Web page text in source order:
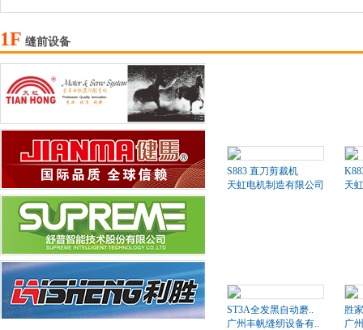
1F 缝前设备
S883 直刀剪裁机
天虹电机制造有限公司
天
ST3A全发黑自动磨..
广州丰帆缝纫设备有..
胜
广